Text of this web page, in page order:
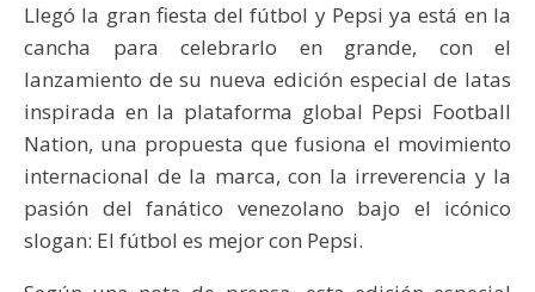
Llegó la gran fiesta del fútbol y Pepsi ya está en la
cancha para celebrarlo en grande, con el
lanzamiento de su nueva edición especial de latas
inspirada en la plataforma global Pepsi Football
Nation, una propuesta que fusiona el movimiento
internacional de la marca, con la irreverencia y la
pasión del fanático venezolano bajo el icónico
slogan: El fútbol es mejor con Pepsi.